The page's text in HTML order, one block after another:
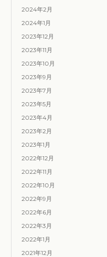
2024年2月
2024年1月
2023年12月
2023年11月
2023年10月
2023年9月
2023年7月
2023年5月
2023年4月
2023年2月
2023年1月
2022年12月
2022年11月
2022年10月
2022年9月
2022年6月
2022年3月
2022年1月
2021年12月